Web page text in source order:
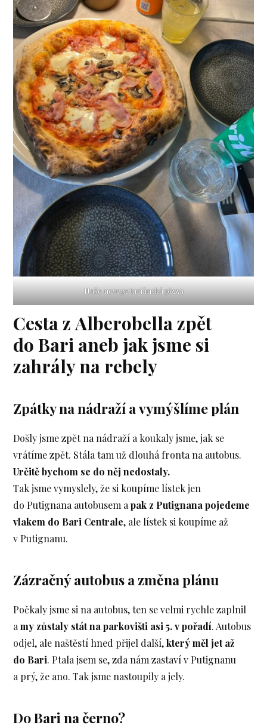
Naše nevegetariánská pizza
Cesta z Alberobella zpět
do Bari aneb jak jsme si
zahrály na rebely
Zpátky na nádraží a vymýšlíme plán
Došly jsme zpět na nádraží a koukaly jsme, jak se
vrátíme zpět. Stála tam už dlouhá fronta na autobus.
Určitě bychom se do něj nedostaly.
Tak jsme vymyslely, že si koupíme lístek jen
do Putignana autobusem apak z Putignana pojedeme
vlakem do Bari Centrale, ale lístek si koupíme až
v Putignanu.
Zázračný autobus a změna plánu
Počkaly jsme si na autobus, ten se velmi rychle zaplnil
amy zůstaly stát na parkovišti asi 5. v pořadí. Autobus
odjel, ale naštěstí hned přijel další,který měl jet až
do Bari. Ptala jsem se, zda nám zastaví v Putignanu
a prý, že ano. Tak jsme nastoupily a jely.
Do Bari na černo?